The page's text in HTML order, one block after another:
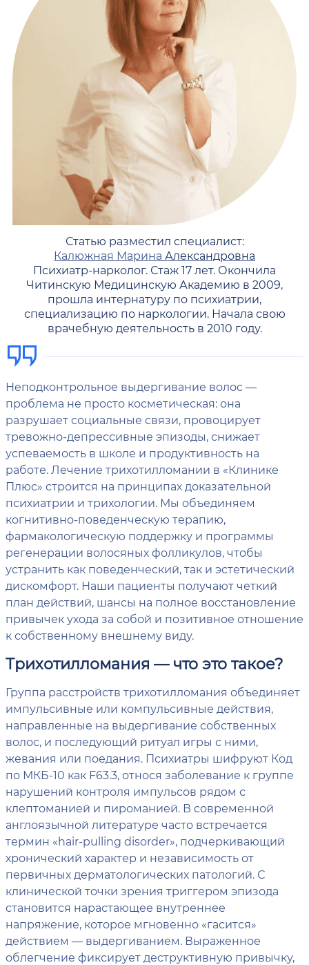
Статью разместил специалист:
Калюжная Марина Александровна
Психиатр-нарколог. Стаж 17 лет. Окончила
Читинскую Медицинскую Академию в 2009,
прошла интернатуру по психиатрии,
специализацию по наркологии. Начала свою
врачебную деятельность в 2010 году.
Неподконтрольное выдергивание волос —
проблема не просто косметическая: она
разрушает социальные связи, провоцирует
тревожно-депрессивные эпизоды, снижает
успеваемость в школе и продуктивность на
работе. Лечение трихотилломании в «Клинике
Плюс» строится на принципах доказательной
психиатрии и трихологии. Мы объединяем
когнитивно-поведенческую терапию,
фармакологическую поддержку и программы
регенерации волосяных фолликулов, чтобы
устранить как поведенческий, так и эстетический
дискомфорт. Наши пациенты получают четкий
план действий, шансы на полное восстановление
привычек ухода за собой и позитивное отношение
к собственному внешнему виду.
Трихотилломания — что это такое?
Группа расстройств трихотилломания объединяет
импульсивные или компульсивные действия,
направленные на выдергивание собственных
волос, и последующий ритуал игры с ними,
жевания или поедания. Психиатры шифруют Код
по МКБ-10 как F63.3, относя заболевание к группе
нарушений контроля импульсов рядом с
клептоманией и пироманией. В современной
англоязычной литературе часто встречается
термин «hair-pulling disorder», подчеркивающий
хронический характер и независимость от
первичных дерматологических патологий. С
клинической точки зрения триггером эпизода
становится нарастающее внутреннее
напряжение, которое мгновенно «гасится»
действием — выдергиванием. Выраженное
облегчение фиксирует деструктивную привычку,